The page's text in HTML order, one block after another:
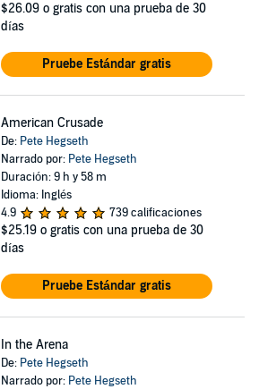
$26.09 o gratis con una prueba de 30
días
Pruebe Estándar gratis
American Crusade
De: Pete Hegseth
Narrado por: Pete Hegseth
Duración: 9 h y 58 m
Idioma: Inglés
4.9
739 calificaciones
$25.19 o gratis con una prueba de 30
días
Pruebe Estándar gratis
In the Arena
De: Pete Hegseth
Narrado por: Pete Hegseth